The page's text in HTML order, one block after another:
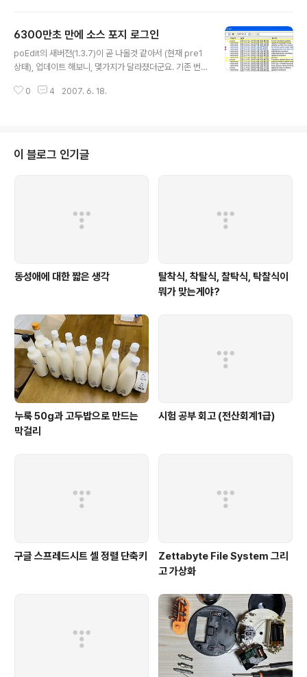
er Text Markup LANGUAGE라는 html을 이해하기에는 전통적인 컴퓨터
언어 사고를 가진 사람으로서는 이해하는 것이 C에서 Java로 가는 거 보다 어
려웠을 것이다. 언어라는게 변수, 조건문, 순환문, 함수 이런 것들이 있어야..
6300만초 만에 소스 포지 로그인
poEdit의 새버전(1.3.7)이 곧 나올것 같아서 (현재 pre1
상태), 업데이트 해보니, 몇가지가 달라졌더군요. 기존 번역
상에 있는 poedit는 아무나 소스를 가져갈 수 있어서 여기
지도 모르는데, 모조리 주고 말았습니다. (컴퓨터겠지요..
누구겠어요.) poedit 로그를 보니, 만2년만에 커밋하는 것
0 4 2007. 6. 18.
이 블로그 인기글
동성애에 대한 짧은 생각
탈착식, 착탈식, 찰탁식, 탁찰식이
뭐가 맞는게야?
누룩 50g과 고두밥으로 만드는
막걸리
시험 공부 회고 (전산회계1급)
구글 스프레드시트 셀 정렬 단축키
Zettabyte File System 그리
고 가상화